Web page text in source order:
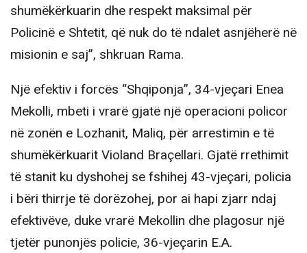
shumëkërkuarin dhe respekt maksimal për
Policinë e Shtetit, që nuk do të ndalet asnjëherë në
misionin e saj”, shkruan Rama.
Një efektiv i forcës “Shqiponja”, 34-vjeçari Enea
Mekolli, mbeti i vrarë gjatë një operacioni policor
në zonën e Lozhanit, Maliq, për arrestimin e të
shumëkërkuarit Violand Braçellari. Gjatë rrethimit
të stanit ku dyshohej se fshihej 43-vjeçari, policia
i bëri thirrje të dorëzohej, por ai hapi zjarr ndaj
efektivëve, duke vrarë Mekollin dhe plagosur një
tjetër punonjës policie, 36-vjeçarin E.A.